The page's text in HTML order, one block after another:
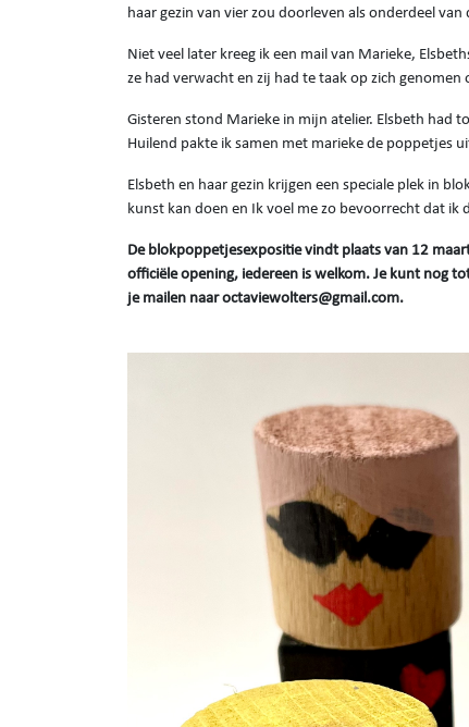
haar gezin van vier zou doorleven als onderdeel
Niet veel later kreeg ik een mail van Marieke,
ze had verwacht en zij had te taak op zich
Gisteren stond Marieke in mijn atelier. Elsbeth had
Huilend pakte ik samen met marieke de poppetjes
Elsbeth en haar gezin krijgen een speciale plek in
kunst kan doen en Ik voel me zo bevoorrecht dat
De blokpoppetjesexpositie vindt plaats van 12
officiële opening, iedereen is welkom. Je kunt nog
je mailen naar octaviewolters@gmail.com.